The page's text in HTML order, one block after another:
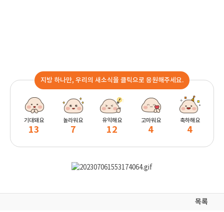
지방 하나만, 우리의 새소식을 클릭으로 응원해주세요.
기대돼요
13
놀라워요
7
유익해요
12
고마워요
4
축하해요
4
목록